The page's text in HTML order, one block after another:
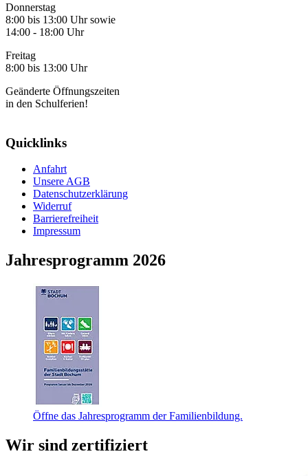
Donnerstag
8:00 bis 13:00 Uhr sowie
14:00 - 18:00 Uhr
Freitag
8:00 bis 13:00 Uhr
Geänderte Öffnungszeiten
in den Schulferien!
Quicklinks
Anfahrt
Unsere AGB
Datenschutzerklärung
Widerruf
Barrierefreiheit
Impressum
Jahresprogramm 2026
Öffne das Jahresprogramm der Familienbildung.
Wir sind zertifiziert